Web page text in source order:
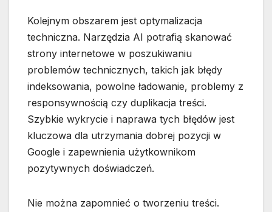
Kolejnym obszarem jest optymalizacja
techniczna. Narzędzia AI potrafią skanować
strony internetowe w poszukiwaniu
problemów technicznych, takich jak błędy
indeksowania, powolne ładowanie, problemy z
responsywnością czy duplikacja treści.
Szybkie wykrycie i naprawa tych błędów jest
kluczowa dla utrzymania dobrej pozycji w
Google i zapewnienia użytkownikom
pozytywnych doświadczeń.
Nie można zapomnieć o tworzeniu treści.